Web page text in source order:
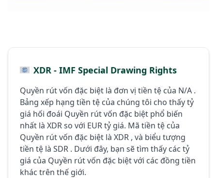
XDR - IMF Special Drawing Rights
Quyền rút vốn đặc biệt là đơn vị tiền tệ của N/A .
Bảng xếp hạng tiền tệ của chúng tôi cho thấy tỷ
giá hối đoái Quyền rút vốn đặc biệt phổ biến
nhất là XDR so với EUR tỷ giá. Mã tiền tệ của
Quyền rút vốn đặc biệt là XDR , và biểu tượng
tiền tệ là SDR . Dưới đây, bạn sẽ tìm thấy các tỷ
giá của Quyền rút vốn đặc biệt với các đồng tiền
khác trên thế giới.